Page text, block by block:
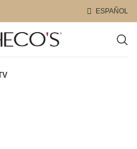
ESPAÑOL